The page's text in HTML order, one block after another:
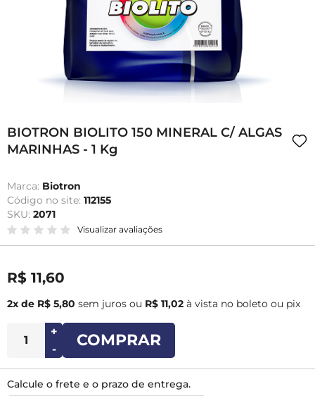
BIOTRON BIOLITO 150 MINERAL C/ ALGAS
MARINHAS - 1 Kg
Marca: Biotron
Código no site: 112155
SKU: 2071
Visualizar avaliações
R$ 11,60
2x de R$ 5,80 sem juros ou R$ 11,02 à vista no boleto ou pix
+
-
COMPRAR
Calcule o frete e o prazo de entrega.